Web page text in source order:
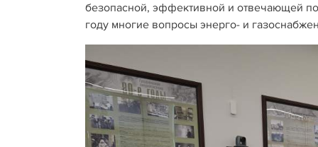
безопасной, эффективной и отвечающей
году многие вопросы энерго- и